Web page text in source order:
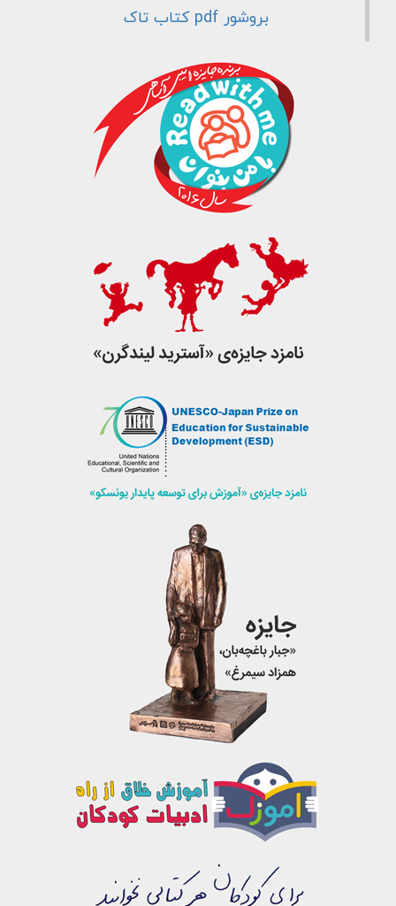
بروشور pdf کتاب تاک